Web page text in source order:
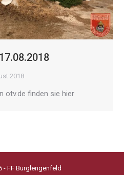
2018
otv.de finden sie hier
- FF Burglengenfeld